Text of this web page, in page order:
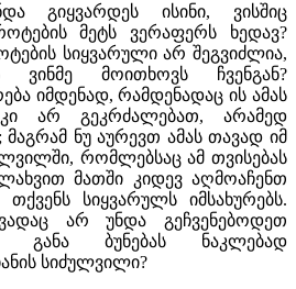
გიყვარდეს ისინი, ვისშიც
მეტს ვერაფერს ხედავ?
სიყვარული არ შეგვიძლია,
ვინმე მოითხოვს ჩვენგან?
იმდენად, რამდენადაც ის ამას
არ გეკრძალებათ, არამედ
ნუ აურევთ ამას თავად იმ
რომლებსაც ამ თვისებას
მათში კიდევ აღმოაჩენთ
სიყვარულს იმსახურებს.
არ უნდა გეჩვენებოდეთ
განა ბუნებას ნაკლებად
სიძულვილი?